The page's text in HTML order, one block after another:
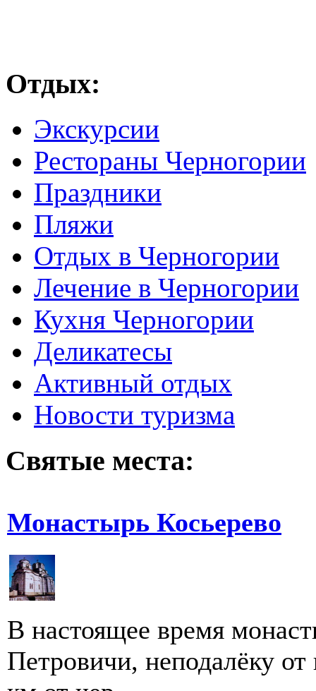
Отдых:
Экскурсии
Рестораны Черногории
Праздники
Пляжи
Отдых в Черногории
Лечение в Черногории
Кухня Черногории
Деликатесы
Активный отдых
Новости туризма
Святые места:
Монастырь Косьерево
В настоящее время
Петровичи, неподалёку